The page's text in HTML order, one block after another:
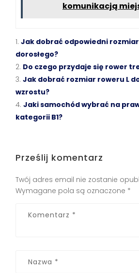
komunikacją
Jak dobrać odpowiedni
dorosłego?
Do czego przydaje się rower
Jak dobrać rozmiar roweru L
wzrostu?
Jaki samochód wybrać na
kategorii B1?
Prześlij komentarz
Twój adres email nie zostanie
Wymagane pola są oznaczone *